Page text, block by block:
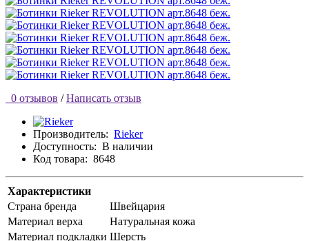
0 отзывов / Написать отзыв
Производитель: Rieker
Доступность: В наличии
Код товара: 8648
Характеристики
Страна бренда
Швейцария
Материал верха
Натуральная кожа
Материал подкладки Шерсть